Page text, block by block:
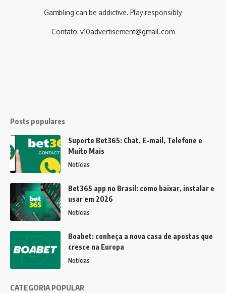
Gambling can be addictive. Play responsibly
Contato: v10advertisement@gmail.com
Posts populares
Suporte Bet365: Chat, E-mail, Telefone e
Muito Mais
Notícias
Bet365 app no Brasil: como baixar, instalar e
usar em 2026
Notícias
Boabet: conheça a nova casa de apostas que
cresce na Europa
Notícias
CATEGORIA POPULAR